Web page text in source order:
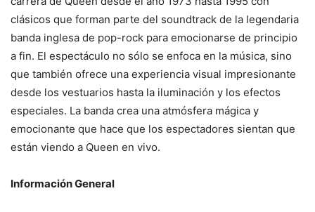
clásicos que forman parte del soundtrack de la legendaria
banda inglesa de pop-rock para emocionarse de principio
a fin. El espectáculo no sólo se enfoca en la música, sino
que también ofrece una experiencia visual impresionante
desde los vestuarios hasta la iluminación y los efectos
especiales. La banda crea una atmósfera mágica y
emocionante que hace que los espectadores sientan que
están viendo a Queen en vivo.
Información General